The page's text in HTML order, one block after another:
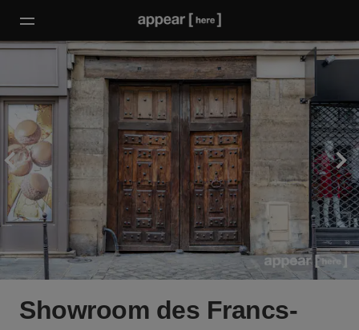
Showroom des Francs-